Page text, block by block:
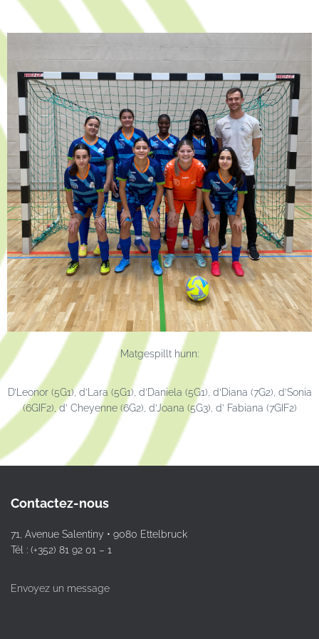
Matgespillt hunn:
D’Leonor (5G1), d’Lara (5G1), d’Daniela (5G1), d’Diana (7G2), d’Sonia
(6GIF2), d’ Cheyenne (6G2), d’Joana (5G3), d’ Fabiana (7GIF2)
Contactez-nous
71, Avenue Salentiny • 9080 Ettelbruck
Tél : (+352) 81 92 01 – 1
Envoyez un message